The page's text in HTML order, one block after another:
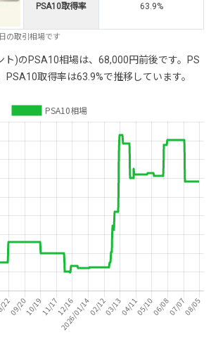
PSA10取得率 63.9%
の取引相場です
ト)のPSA10相場は、68,000円前後です。PS
取得率は63.9%で推移しています。